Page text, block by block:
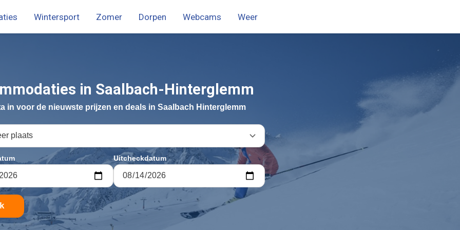
Wintersport Zomer Dorpen Webcams Weer
in Saalbach-Hinterglemm
in voor de nieuwste prijzen en deals in Saalbach Hinterglemm
Uitcheckdatum